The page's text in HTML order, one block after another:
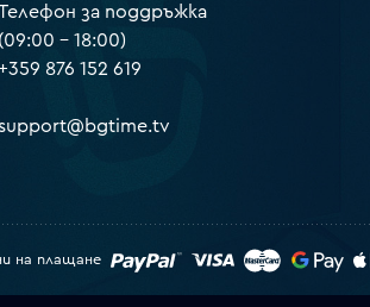
за поддръжка
(09:00 – 18:00)
876 152 619
на плащане